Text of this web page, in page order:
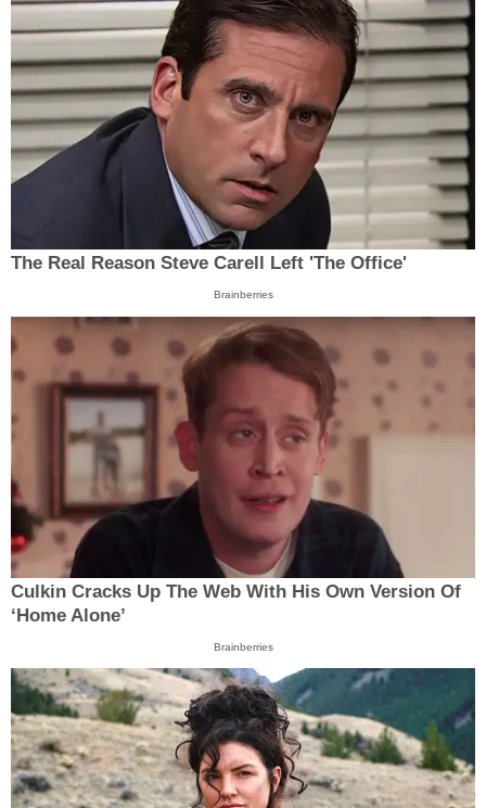
The Real Reason Steve Carell Left 'The Office'
Brainberries
Culkin Cracks Up The Web With His Own Version Of
‘Home Alone’
Brainberries